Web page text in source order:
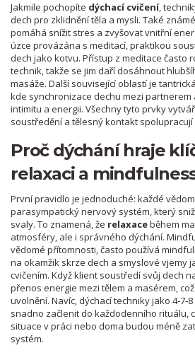
Jakmile pochopíte dýchací cvičení,
dech pro zklidnění těla a mysli. Také
pomáhá snížit stres a zvyšovat vnitřní
úzce provázána s meditací,praktikou
dech jako kotvu. Přístup z meditace často
technik, takže se jim daří dosáhnout
masáže. Další související oblastí je
kde synchronizace dechu mezi partnerem
intimitu a energii. Všechny tyto prvky
soustředění a tělesný kontakt
Proč dýchání hraje
relaxaci a
První pravidlo je jednoduché: každé
parasympatický nervový systém, který
svaly. To znamená, že relaxaceběhem
atmosféry, ale i správného dýchání.
vědomé přítomnosti, často používá
na okamžik skrze dech a smyslové vjemy
cvičením. Když klient soustředí svůj dech
přenos energie mezi tělem a masérem,
uvolnění. Navíc, dýchací techniky jako
snadno začlenit do každodenního rituálu,
situace v práci nebo doma budou méně
systém.